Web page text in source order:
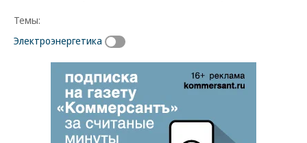
Темы:
Электроэнергетика